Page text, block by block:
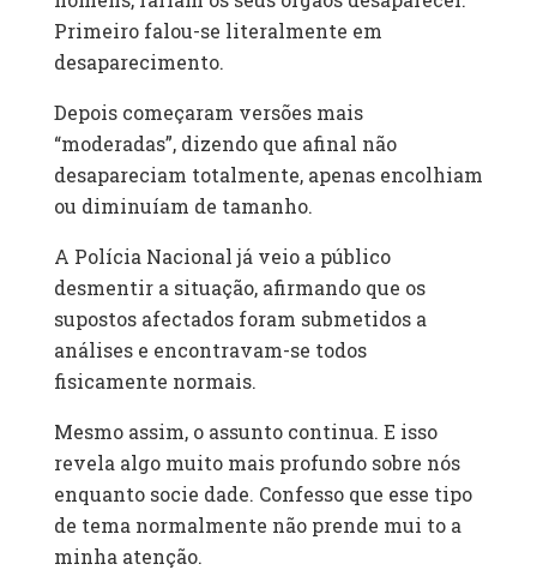
Primeiro falou-se literalmente em
desaparecimento.
Depois começaram versões mais
“moderadas”, dizendo que afinal não
desapareciam totalmente, apenas encolhiam
ou diminuíam de tamanho.
A Polícia Nacional já veio a público
desmentir a situação, afirmando que os
supostos afectados foram submetidos a
análises e encontravam-se todos
fisicamente normais.
Mesmo assim, o assunto continua. E isso
revela algo muito mais profundo sobre nós
enquanto socie dade. Confesso que esse tipo
de tema normalmente não prende mui to a
minha atenção.